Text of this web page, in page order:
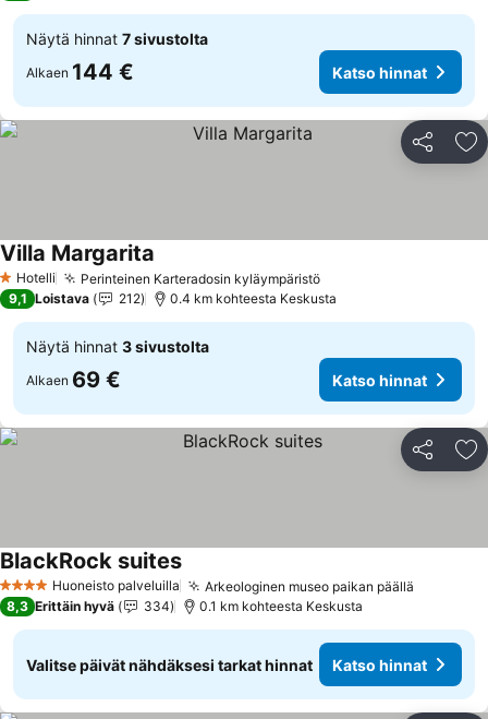
Näytä hinnat 7 sivustolta
Alkaen 144 € Katso hinnat
Jaa
1 Tähtiluokitus
Hotelli Perinteinen Karteradosin kyläympäristö
Villa Margarita
9,1 Loistava 212 0.4 km kohteesta Keskusta
Näytä hinnat 3 sivustolta
Alkaen 69 € Katso hinnat
Jaa
4 TähtiluokitusHuoneisto palveluilla Arkeologinen museo paikan päällä
BlackRock suites
8,3 Erittäin hyvä 334 0.1 km kohteesta Keskusta
Valitse päivät nähdäksesi tarkat hinnat Katso hinnat